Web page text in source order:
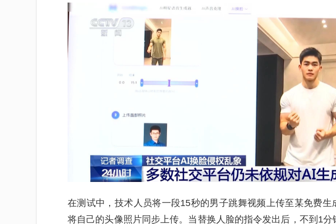
在测试中，技术人员将一段15秒的男子跳舞视频上传至某免费生
将自己的头像照片同步上传。当替换人脸的指令发出后，不到1分